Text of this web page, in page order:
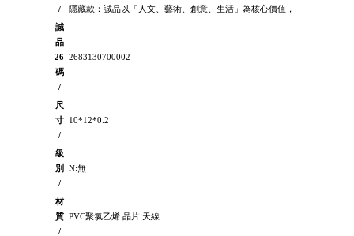
/
隱藏款：誠品以「人文、藝術、創意、生活」為核心價值，
誠
品
26
碼
/
2683130700002
尺
寸
/
10*12*0.2
級
別
/
N:無
材
質
/
PVC聚氯乙烯 晶片 天線